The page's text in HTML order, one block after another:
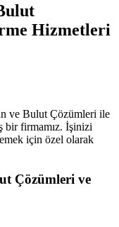
Hizmetleri
ve Bulut Çözümleri ile
bir firmamız. İşinizi
için özel olarak
Çözümleri ve